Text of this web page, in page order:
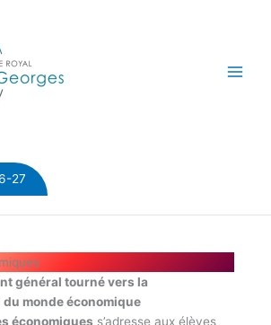
27
général tourné vers la
monde économique
économiques s’adresse aux élèves